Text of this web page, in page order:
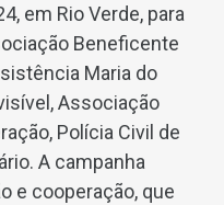
em Rio Verde, para
Beneficente
Maria do
Associação
Polícia Civil de
A campanha
e cooperação, que